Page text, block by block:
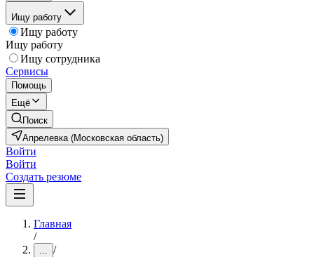
Ищу работу
Ищу работу
Ищу работу
Ищу сотрудника
Сервисы
Помощь
Ещё
Поиск
Апрелевка (Московская область)
Войти
Войти
Создать резюме
Главная
/
... /